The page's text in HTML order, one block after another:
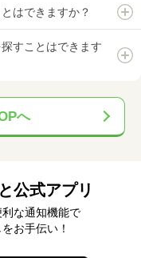
はできますか？
すことはできます
へ
公式アプリ
な通知機能で
お手伝い！